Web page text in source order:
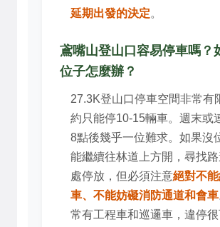
延期出發的決定。
鳶嘴山登山口容易停車嗎？
位子怎麼辦？
27.3K登山口停車空間非常有
約只能停10-15輛車。週末或
8點後幾乎一位難求。如果沒
能繼續往林道上方開，尋找
處停放，但必須注意絕對不
車、不能妨礙消防通道和會車
常有工程車和巡邏車，違停